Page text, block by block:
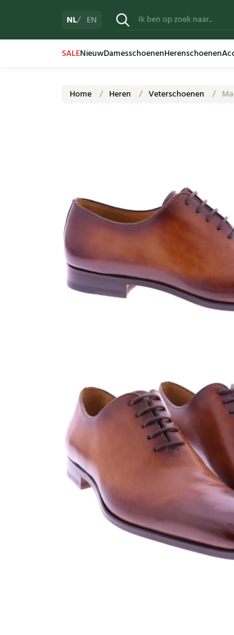
NL EN
SALENieuwDamesschoenenHerenschoenen
Home Heren Veterschoenen